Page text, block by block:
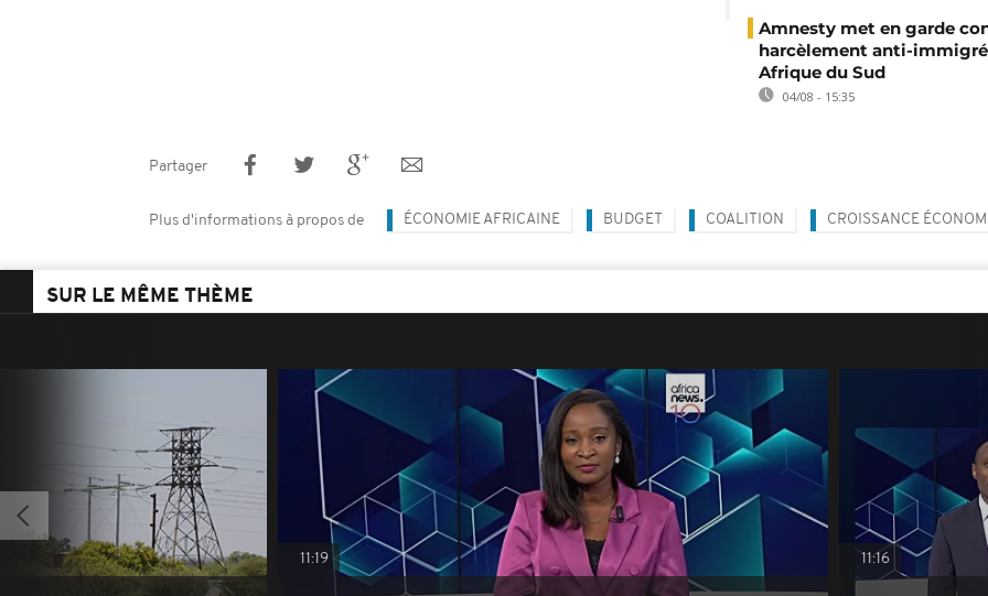
Amnesty met en garde
harcèlement anti-
Afrique du Sud
04/08 - 15:35
Partager
Plus d'informations à propos de ÉCONOMIE AFRICAINE BUDGET COALITION CROISSANCE
SUR LE MÊME THÈME
11:19 11:16